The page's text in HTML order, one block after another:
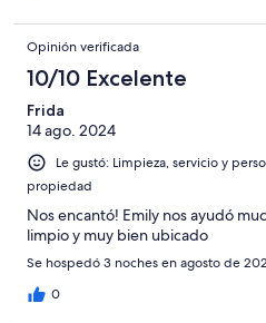
Opinión verificada
10/10 Excelente
Frida
14 ago. 2024
Le gustó: Limpieza, servicio y
propiedad
Nos encantó! Emily nos ayudó
limpio y muy bien ubicado
Se hospedó 3 noches en agosto de
0